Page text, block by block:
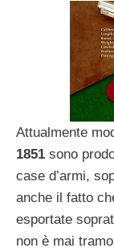
Attualmente
1851 sono
case d’armi,
anche il fatto
esportate
non è mai